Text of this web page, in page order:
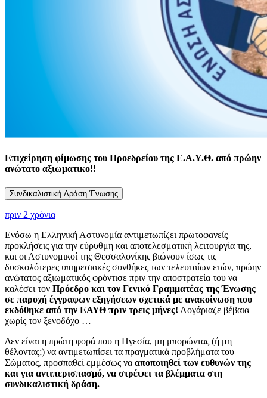
Επιχείρηση φίμωσης του Προεδρείου της Ε.Α.Υ.Θ. από πρώην
ανώτατο αξιωματικο!!
Συνδικαλιστική Δράση Ένωσης
πριν 2 χρόνια
Ενόσω η Ελληνική Αστυνομία αντιμετωπίζει πρωτοφανείς
προκλήσεις για την εύρυθμη και αποτελεσματική λειτουργία της,
και οι Αστυνομικοί της Θεσσαλονίκης βιώνουν ίσως τις
δυσκολότερες υπηρεσιακές συνθήκες των τελευταίων ετών, πρώην
ανώτατος αξιωματικός φρόντισε πριν την αποστρατεία του να
καλέσει τον Πρόεδρο και τον Γενικό Γραμματέας της Ένωσης
σε παροχή έγγραφων εξηγήσεων σχετικά με ανακοίνωση που
εκδόθηκε από την ΕΑΥΘ πριν τρεις μήνες! Λογάριαζε βέβαια
χωρίς τον ξενοδόχο …
Δεν είναι η πρώτη φορά που η Ηγεσία, μη μπορώντας (ή μη
θέλοντας;) να αντιμετωπίσει τα πραγματικά προβλήματα του
Σώματος, προσπαθεί εμμέσως να αποποιηθεί των ευθυνών της
και για αντιπερισπασμό, να στρέψει τα βλέμματα στη
συνδικαλιστική δράση.